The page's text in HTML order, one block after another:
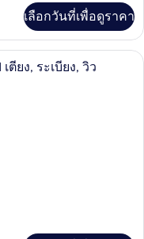
เลือกวันที่เพื่อดูราคา
มนท์โรแมนติก, เตียงควีนไซส์ 1
ยง, ระเบียง, วิว